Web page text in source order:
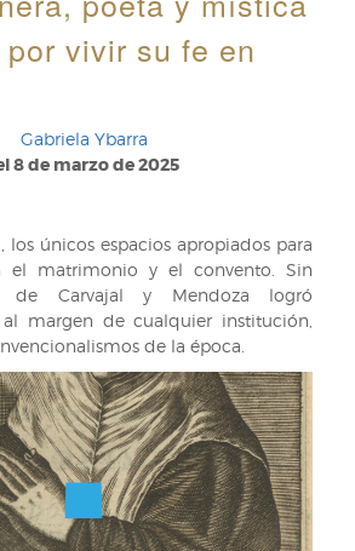
vivir su fe en
Gabriela Ybarra
8 de marzo de 2025
los únicos espacios apropiados para
el matrimonio y el convento. Sin
de Carvajal y Mendoza logró
margen de cualquier institución,
de la época.